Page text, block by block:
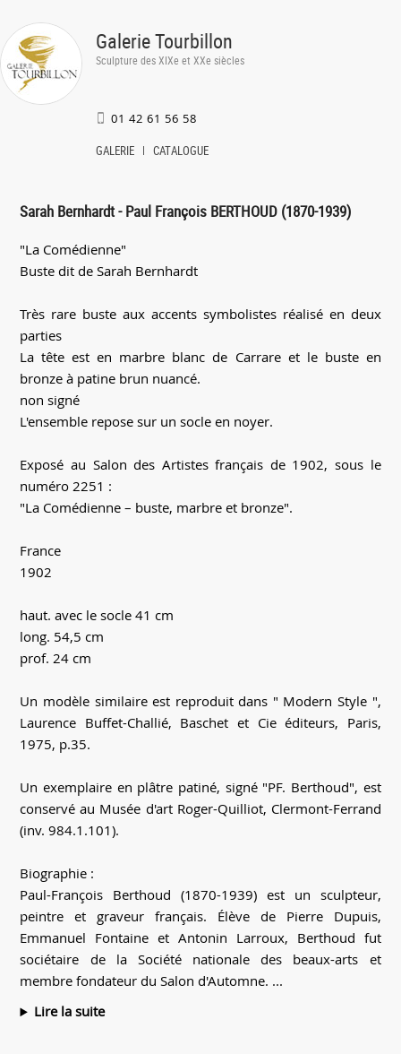
Galerie Tourbillon
Sculpture des XIXe et XXe siècles
01 42 61 56 58
GALERIE CATALOGUE
Sarah Bernhardt - Paul François BERTHOUD (1870-1939)
"La Comédienne"
Buste dit de Sarah Bernhardt
Très rare buste aux accents symbolistes réalisé en deux
parties
La tête est en marbre blanc de Carrare et le buste en
bronze à patine brun nuancé.
non signé
L'ensemble repose sur un socle en noyer.
Exposé au Salon des Artistes français de 1902, sous le
numéro 2251 :
"La Comédienne – buste, marbre et bronze".
France
1902
haut. avec le socle 41 cm
long. 54,5 cm
prof. 24 cm
Un modèle similaire est reproduit dans " Modern Style ",
Laurence Buffet-Challié, Baschet et Cie éditeurs, Paris,
1975, p.35.
Un exemplaire en plâtre patiné, signé "PF. Berthoud", est
conservé au Musée d'art Roger-Quilliot, Clermont-Ferrand
(inv. 984.1.101).
Biographie :
Paul-François Berthoud (1870-1939) est un sculpteur,
peintre et graveur français. Élève de Pierre Dupuis,
Emmanuel Fontaine et Antonin Larroux, Berthoud fut
sociétaire de la Société nationale des beaux-arts et
membre fondateur du Salon d'Automne. ...
Lire la suite